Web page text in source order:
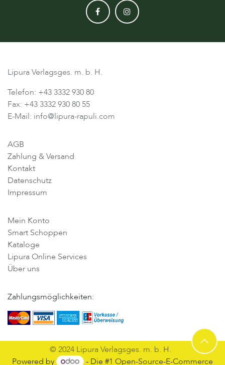
Lipura Verlagsges. m. b. H.
Telefon: +43 3332 930 80
Fax: +43 3332 930 80 55
E-Mail: info@lipura-rapuli.com
AGB
Zahlung & Versand
Kontakt
Datenschutz
Impressum
Mein Konto
Smart Schoppen
Kataloge
Lipura Online Services
Über uns
Zahlungsmöglichkeiten:
© 2024 Lipura Verlagsges. m. b. H.
Powered by
- Die #1 Open-Source-E-Commerce